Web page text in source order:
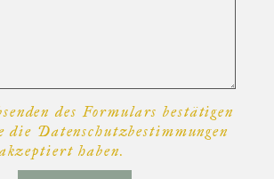
des Formulars bestätigen
die Datenschutzbestimmungen
haben.